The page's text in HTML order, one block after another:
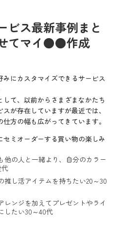
ビス最新事例まと
てマイ●●作成
にカスタマイズできるサービス
て、以前からさまざまなかたち
が存在していますが最近では、
方の幅も広がってきています。
ミオーダーする買い物の楽しみ
他の人と一緒より、自分のカラー
推し活アイテムを持ちたい20～30
レンジを加えてプレゼントやライ
したい30～40代